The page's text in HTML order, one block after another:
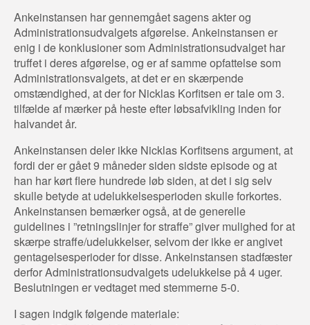
Ankeinstansen har gennemgået sagens akter og
Administrationsudvalgets afgørelse. Ankeinstansen er
enig i de konklusioner som Administrationsudvalget har
truffet i deres afgørelse, og er af samme opfattelse som
Administrationsvalgets, at det er en skærpende
omstændighed, at der for Nicklas Korfitsen er tale om 3.
tilfælde af mærker på heste efter løbsafvikling inden for
halvandet år.
Ankeinstansen deler ikke Nicklas Korfitsens argument, at
fordi der er gået 9 måneder siden sidste episode og at
han har kørt flere hundrede løb siden, at det i sig selv
skulle betyde at udelukkelsesperioden skulle forkortes.
Ankeinstansen bemærker også, at de generelle
guidelines i ”retningslinjer for straffe” giver mulighed for at
skærpe straffe/udelukkelser, selvom der ikke er angivet
gentagelsesperioder for disse. Ankeinstansen stadfæster
derfor Administrationsudvalgets udelukkelse på 4 uger.
Beslutningen er vedtaget med stemmerne 5-0.
I sagen indgik følgende materiale: